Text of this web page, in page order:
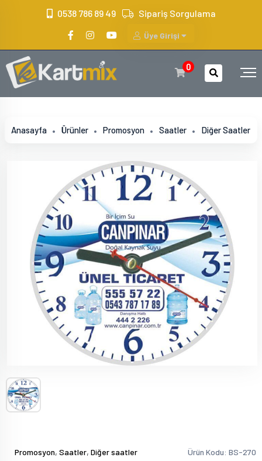
0538 786 89 49 Sipariş Sorgulama
Üye Girişi
0
Anasayfa Ürünler Promosyon Saatler Diğer Saatler
Promosyon, Saatler, Diğer saatler Ürün Kodu: BS-270